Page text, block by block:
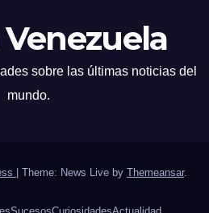
sobre las últimas noticias del
mundo.
| Theme: News Live by Themeansar.